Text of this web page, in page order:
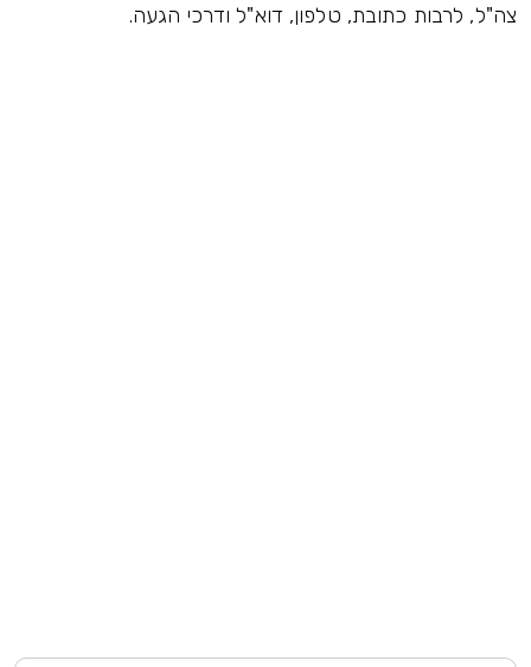
צה"ל, לרבות כתובת, טלפון, דוא"ל ודרכי הגעה.